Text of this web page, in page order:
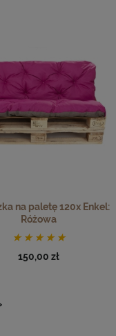
na paletę 120x Enkel:
Różowa
150,00 zł